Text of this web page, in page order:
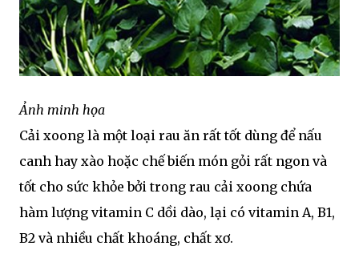
Ảnh minh họa
Cải xoong là một loại rau ăn rất tốt dùng để nấu
canh hay xào hoặc chế biến món gỏi rất ngon và
tốt cho sức khỏe bởi trong rau cải xoong chứa
hàm lượng vitamin C dồi dào, lại có vitamin A, B1,
B2 và nhiều chất khoáng, chất xơ.